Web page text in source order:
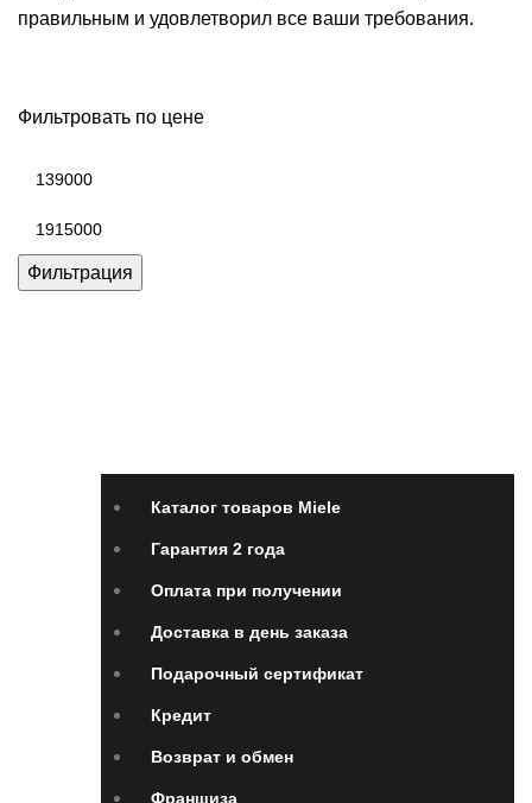
Фильтровать по цене
Фильтрация
правильным и удовлетворил все ваши требования.
Каталог товаров Miele
Гарантия 2 года
Оплата при получении
Доставка в день заказа
Подарочный сертификат
Кредит
Возврат и обмен
Франшиза